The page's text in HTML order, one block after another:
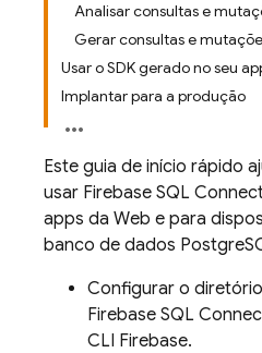
Analisar consultas e
Gerar consultas e
Usar o SDK gerado no seu
Implantar para a produção
Este guia de início rápido
usar Firebase SQL
apps da Web e para
banco de dados
Configurar o
Firebase SQL
CLI Firebase.